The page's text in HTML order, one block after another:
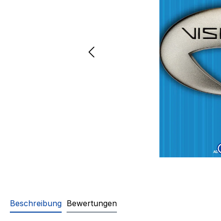
Beschreibung Bewertungen